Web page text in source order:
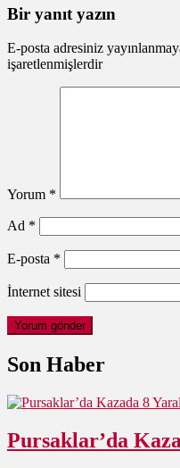
Bir yanıt yazın
E-posta adresiniz
işaretlenmişlerdir
Yorum *
Ad *
E-posta *
İnternet sitesi
Son Haber
Pursaklar’da